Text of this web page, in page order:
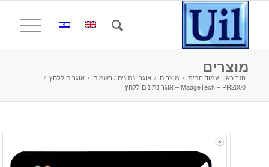
מוצרים
הנך כאן: עמוד הבית / מוצרים / אוגרי נתונים / רשמים / אוגרים ללחץ /
MadgeTech – PR2000 – אוגר נתונים ללחץ